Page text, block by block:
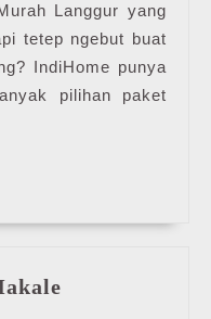
Langgur yang
tetep ngebut buat
IndiHome punya
pilihan paket